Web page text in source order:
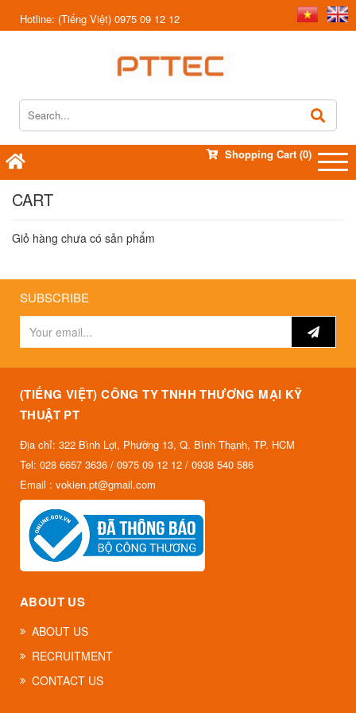
Hotline: (Tiếng Việt) 0975 09 12 12
Shopping Cart (0)
CART
Giỏ hàng chưa có sản phẩm
SUBSCRIBE
(TIẾNG VIỆT) CÔNG TY TNHH THƯƠNG MẠI KỸ
THUẬT PT
Địa chỉ: 322 Bình Lợi, Phường 13, Q. Bình Thạnh, TP. HCM
Tel: 028 6657 3636 / 0975 09 12 12 / 0938 540 586
Email : vokien.pt@gmail.com
ABOUT US
ABOUT US
RECRUITMENT
CONTACT US